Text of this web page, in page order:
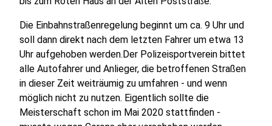
Die Einbahnstraßenregelung beginnt um ca. 9 Uhr und
soll dann direkt nach dem letzten Fahrer um etwa 13
Uhr aufgehoben werden.Der Polizeisportverein bittet
alle Autofahrer und Anlieger, die betroffenen Straßen
in dieser Zeit weiträumig zu umfahren - und wenn
möglich nicht zu nutzen. Eigentlich sollte die
Meisterschaft schon im Mai 2020 stattfinden -